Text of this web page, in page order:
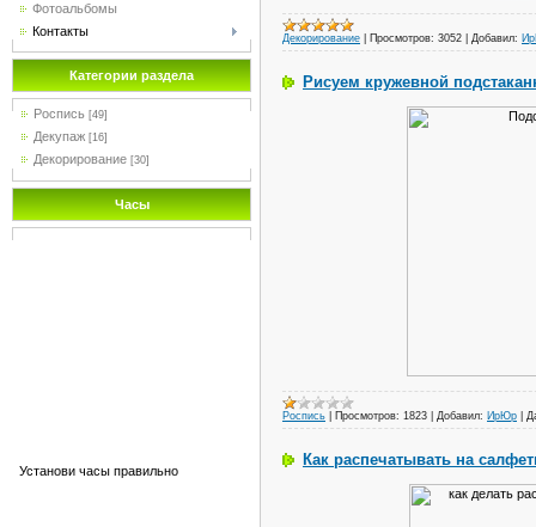
Фотоальбомы
Контакты
Категории раздела
Роспись [49]
Декупаж [16]
Декорирование [30]
Часы
Установи часы правильно
Декорирование Просмотров: 3052 Добавил:
Рисуем кружевной
Роспись Просмотров: 1823 Добавил: ИрЮр
Как распечатывать на